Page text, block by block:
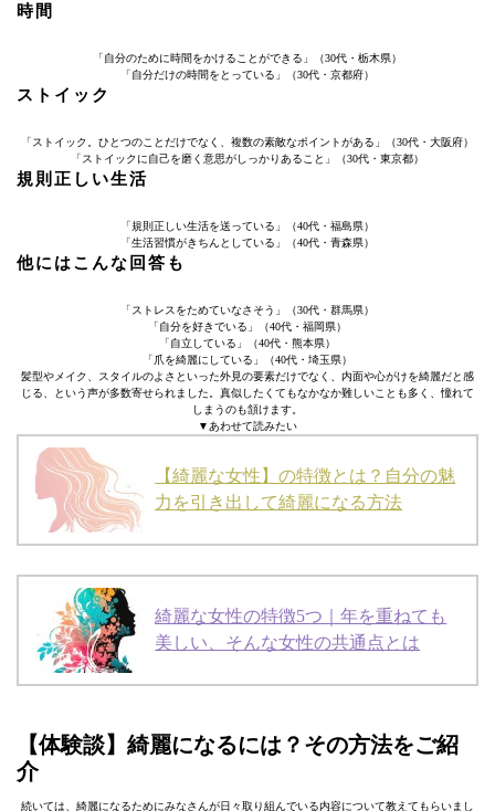
時間
「自分のために時間をかけることができる」（30代・栃木県）
「自分だけの時間をとっている」（30代・京都府）
ストイック
「ストイック。ひとつのことだけでなく、複数の素敵なポイントがある」（30代・大阪府）
「ストイックに自己を磨く意思がしっかりあること」（30代・東京都）
規則正しい生活
「規則正しい生活を送っている」（40代・福島県）
「生活習慣がきちんとしている」（40代・青森県）
他にはこんな回答も
「ストレスをためていなさそう」（30代・群馬県）
「自分を好きでいる」（40代・福岡県）
「自立している」（40代・熊本県）
「爪を綺麗にしている」（40代・埼玉県）
髪型やメイク、スタイルのよさといった外見の要素だけでなく、内面や心がけを綺麗だと感
じる、という声が多数寄せられました。真似したくてもなかなか難しいことも多く、憧れて
しまうのも頷けます。
▼あわせて読みたい
【綺麗な女性】の特徴とは？自分の魅
力を引き出して綺麗になる方法
綺麗な女性の特徴5つ｜年を重ねても
美しい、そんな女性の共通点とは
【体験談】綺麗になるには？その方法をご紹
介
続いては、綺麗になるためにみなさんが日々取り組んでいる内容について教えてもらいまし